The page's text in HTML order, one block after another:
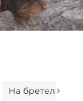
На бретелях